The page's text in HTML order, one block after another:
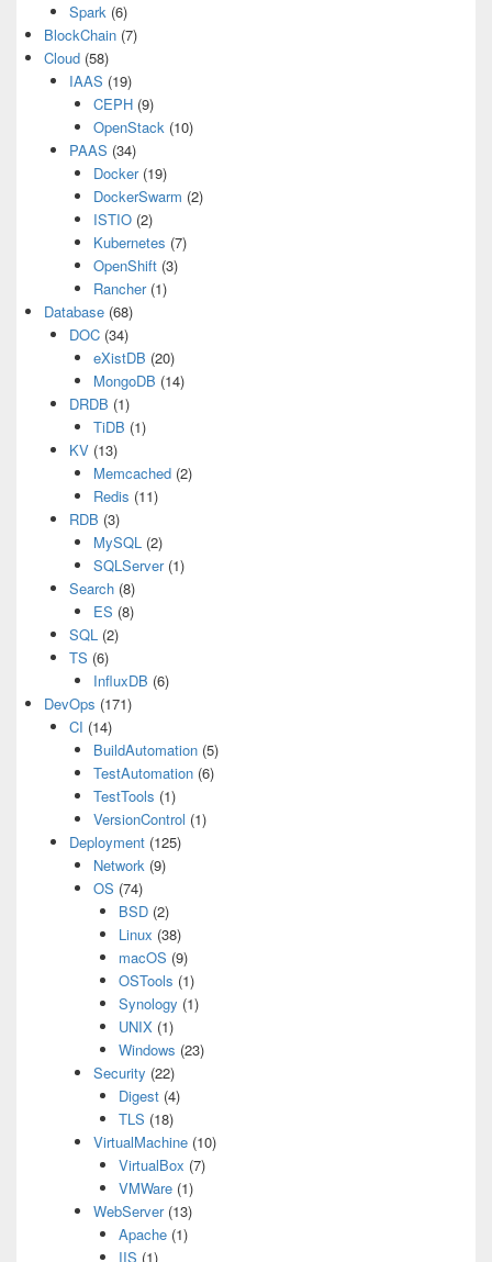
Spark(6)
BlockChain (7)
Cloud (58)
IAAS (19)
CEPH (9)
OpenStack (10)
PAAS (34)
Docker(19)
DockerSwarm (2)
ISTIO (2)
Kubernetes (7)
OpenShift (3)
Rancher(1)
Database (68)
DOC(34)
eXistDB (20)
MongoDB (14)
DRDB (1)
TiDB (1)
KV(13)
Memcached (2)
Redis (11)
RDB (3)
MySQL (2)
SQLServer(1)
Search(8)
ES (8)
SQL(2)
TS (6)
InfluxDB (6)
DevOps (171)
CI (14)
BuildAutomation (5)
TestAutomation (6)
TestTools (1)
VersionControl (1)
Deployment(125)
Network (9)
OS (74)
BSD(2)
Linux (38)
macOS (9)
OSTools (1)
Synology (1)
UNIX(1)
Windows (23)
Security (22)
Digest(4)
TLS (18)
VirtualMachine (10)
VirtualBox (7)
VMWare(1)
WebServer(13)
Apache(1)
IIS (1)